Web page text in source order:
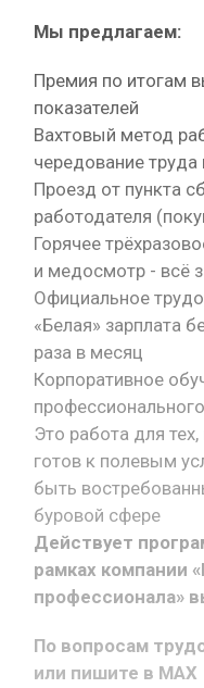
Мы предлагаем:
Премия по итогам
показателей
Вахтовый метод
чередование труда
Проезд от пункта
работодателя
Горячее
и медосмотр - всё
Официальное
«Белая» зарплата
раза в месяц
Корпоративное
Это работа для
готов к полевым
быть
буровой сфере
Действует
рамках компании
профессионала»
По вопросам
или пишите в MAX